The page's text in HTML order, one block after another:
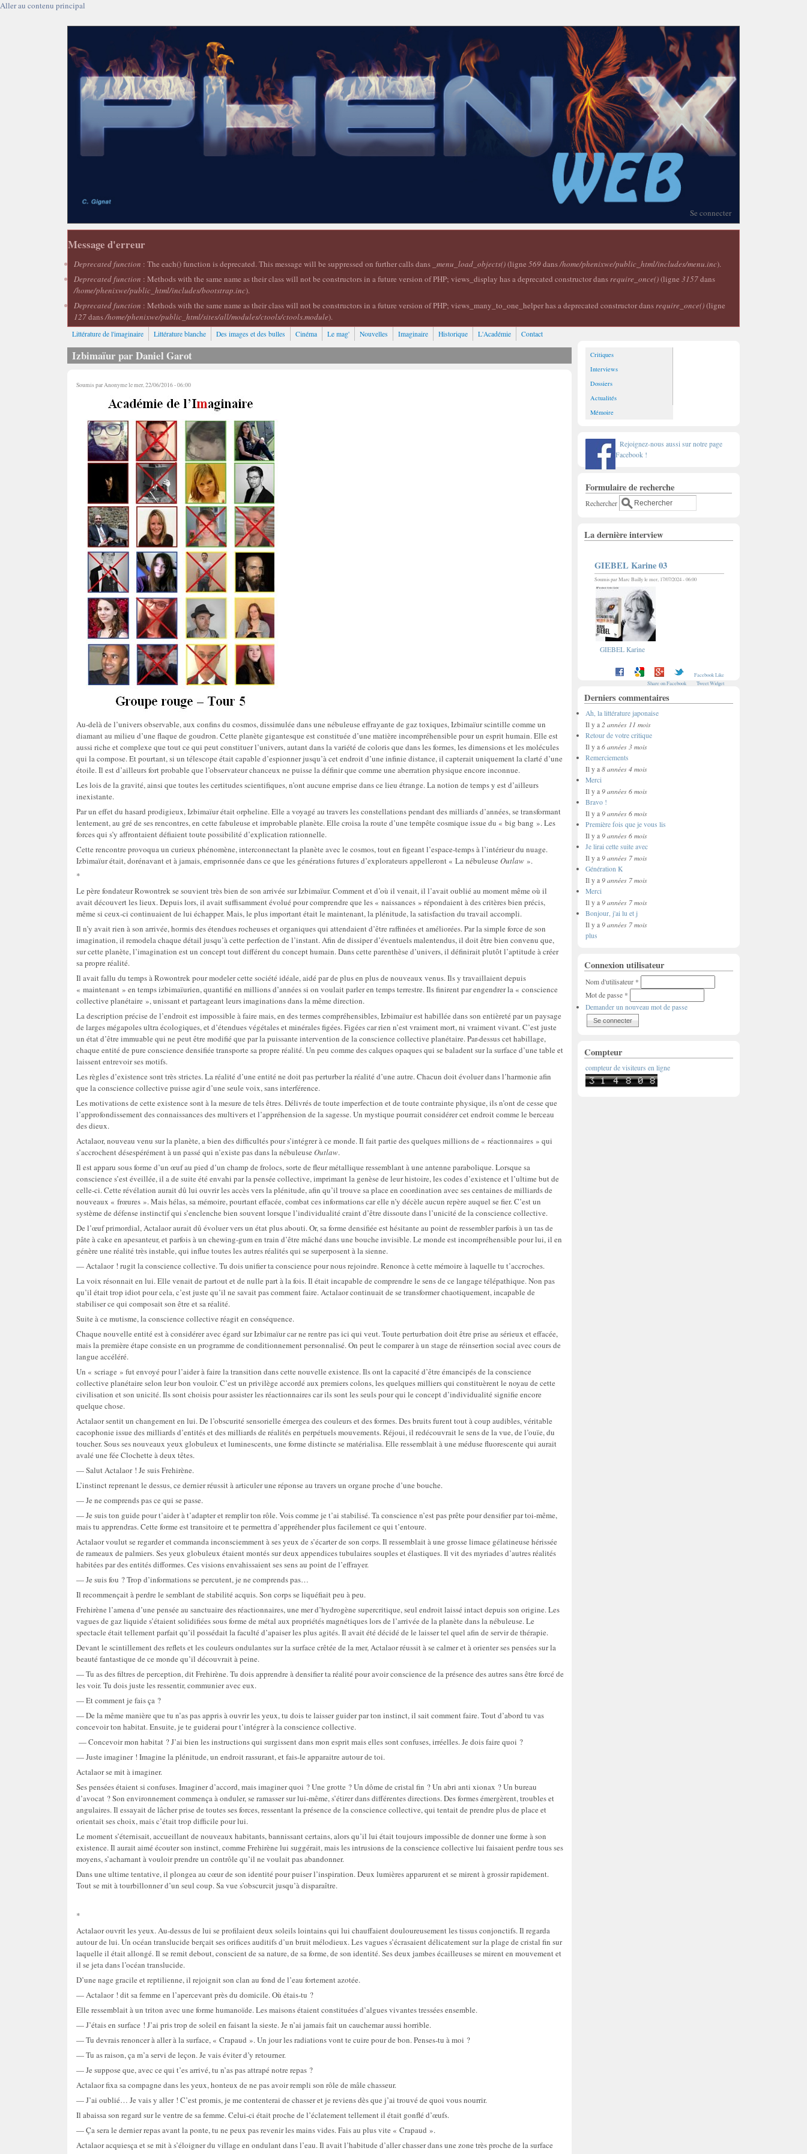
Aller au contenu principal
Se connecter
Message d'erreur
Deprecated function : The each() function is deprecated. This message will be suppressed on further calls dans _menu_load_objects()(ligne 569dans/home/phenixwe/public_html/includes/menu.inc).
Deprecated function : Methods with the same name as their class will not be constructors in a future version of PHP; views_display has a deprecated constructor dans require_once()(ligne 3157dans
/home/phenixwe/public_html/includes/bootstrap.inc).
Deprecated function : Methods with the same name as their class will not be constructors in a future version of PHP; views_many_to_one_helper has a deprecated constructor dans require_once()(ligne
127dans/home/phenixwe/public_html/sites/all/modules/ctools/ctools.module).
Littérature de l'imaginaire Littérature blanche Des images et des bulles Cinéma Le mag' Nouvelles Imaginaire Historique L'Académie Contact
Izbimaïur par Daniel Garot
Soumis parAnonymele mer, 22/06/2016 - 06:00
Au-delà de l’univers observable, aux confins du cosmos, dissimulée dans une nébuleuse effrayante de gaz toxiques, Izbimaïur scintille comme un
diamant au milieu d’une flaque de goudron. Cette planète gigantesque est constituée d’une matière incompréhensible pour un esprit humain. Elle est
aussi riche et complexe que tout ce qui peut constituer l’univers, autant dans la variété de coloris que dans les formes, les dimensions et les molécules
qui la compose. Et pourtant, si un télescope était capable d’espionner jusqu’à cet endroit d’une infinie distance, il capterait uniquement la clarté d’une
étoile. Il est d’ailleurs fort probable que l’observateur chanceux ne puisse la définir que comme une aberration physique encore inconnue.
Les lois de la gravité, ainsi que toutes les certitudes scientifiques, n’ont aucune emprise dans ce lieu étrange. La notion de temps y est d’ailleurs
inexistante.
Par un effet du hasard prodigieux, Izbimaïur était orpheline. Elle a voyagé au travers les constellations pendant des milliards d’années, se transformant
lentement, au gré de ses rencontres, en cette fabuleuse et improbable planète. Elle croisa la route d’une tempête cosmique issue du « big bang ». Les
forces qui s’y affrontaient défiaient toute possibilité d’explication rationnelle.
Cette rencontre provoqua un curieux phénomène, interconnectant la planète avec le cosmos, tout en figeant l’espace-temps à l’intérieur du nuage.
Izbimaïur était, dorénavant et à jamais, emprisonnée dans ce que les générations futures d’explorateurs appelleront « La nébuleuse Outlaw ».
*
Le père fondateur Rowontrek se souvient très bien de son arrivée sur Izbimaïur. Comment et d’où il venait, il l’avait oublié au moment même où il
avait découvert les lieux. Depuis lors, il avait suffisamment évolué pour comprendre que les « naissances » répondaient à des critères bien précis,
même si ceux-ci continuaient de lui échapper. Mais, le plus important était le maintenant, la plénitude, la satisfaction du travail accompli.
Il n’y avait rien à son arrivée, hormis des étendues rocheuses et organiques qui attendaient d’être raffinées et améliorées. Par la simple force de son
imagination, il remodela chaque détail jusqu’à cette perfection de l’instant. Afin de dissiper d’éventuels malentendus, il doit être bien convenu que,
sur cette planète, l’imagination est un concept tout différent du concept humain. Dans cette parenthèse d’univers, il définirait plutôt l’aptitude à créer
sa propre réalité.
Il avait fallu du temps à Rowontrek pour modeler cette société idéale, aidé par de plus en plus de nouveaux venus. Ils y travaillaient depuis
« maintenant » en temps izbimaïurien, quantifié en millions d’années si on voulait parler en temps terrestre. Ils finirent par engendrer la « conscience
collective planétaire », unissant et partageant leurs imaginations dans la même direction.
La description précise de l’endroit est impossible à faire mais, en des termes compréhensibles, Izbimaïur est habillée dans son entièreté par un paysage
de larges mégapoles ultra écologiques, et d’étendues végétales et minérales figées. Figées car rien n’est vraiment mort, ni vraiment vivant. C’est juste
un état d’être immuable qui ne peut être modifié que par la puissante intervention de la conscience collective planétaire. Par-dessus cet habillage,
chaque entité de pure conscience densifiée transporte sa propre réalité. Un peu comme des calques opaques qui se baladent sur la surface d’une table et
laissent entrevoir ses motifs.
Les règles d’existence sont très strictes. La réalité d’une entité ne doit pas perturber la réalité d’une autre. Chacun doit évoluer dans l’harmonie afin
que la conscience collective puisse agir d’une seule voix, sans interférence.
Les motivations de cette existence sont à la mesure de tels êtres. Délivrés de toute imperfection et de toute contrainte physique, ils n’ont de cesse que
l’approfondissement des connaissances des multivers et l’appréhension de la sagesse. Un mystique pourrait considérer cet endroit comme le berceau
des dieux.
Actalaor, nouveau venu sur la planète, a bien des difficultés pour s’intégrer à ce monde. Il fait partie des quelques millions de « réactionnaires » qui
s’accrochent désespérément à un passé qui n’existe pas dans la nébuleuse Outlaw.
Il est apparu sous forme d’un œuf au pied d’un champ de frolocs, sorte de fleur métallique ressemblant à une antenne parabolique. Lorsque sa
conscience s’est éveillée, il a de suite été envahi par la pensée collective, imprimant la genèse de leur histoire, les codes d’existence et l’ultime but de
celle-ci. Cette révélation aurait dû lui ouvrir les accès vers la plénitude, afin qu’il trouve sa place en coordination avec ses centaines de milliards de
nouveaux « frœures ». Mais hélas, sa mémoire, pourtant effacée, combat ces informations car elle n’y décèle aucun repère auquel se fier. C’est un
système de défense instinctif qui s’enclenche bien souvent lorsque l’individualité craint d’être dissoute dans l’unicité de la conscience collective.
De l’œuf primordial, Actalaor aurait dû évoluer vers un état plus abouti. Or, sa forme densifiée est hésitante au point de ressembler parfois à un tas de
pâte à cake en apesanteur, et parfois à un chewing-gum en train d’être mâché dans une bouche invisible. Le monde est incompréhensible pour lui, il en
génère une réalité très instable, qui influe toutes les autres réalités qui se superposent à la sienne.
— Actalaor ! rugit la conscience collective. Tu dois unifier ta conscience pour nous rejoindre. Renonce à cette mémoire à laquelle tu t’accroches.
La voix résonnait en lui. Elle venait de partout et de nulle part à la fois. Il était incapable de comprendre le sens de ce langage télépathique. Non pas
qu’il était trop idiot pour cela, c’est juste qu’il ne savait pas comment faire. Actalaor continuait de se transformer chaotiquement, incapable de
stabiliser ce qui composait son être et sa réalité.
Suite à ce mutisme, la conscience collective réagit en conséquence.
Chaque nouvelle entité est à considérer avec égard sur Izbimaïur car ne rentre pas ici qui veut. Toute perturbation doit être prise au sérieux et effacée,
mais la première étape consiste en un programme de conditionnement personnalisé. On peut le comparer à un stage de réinsertion social avec cours de
langue accéléré.
Un « scriage » fut envoyé pour l’aider à faire la transition dans cette nouvelle existence. Ils ont la capacité d’être émancipés de la conscience
collective planétaire selon leur bon vouloir. C’est un privilège accordé aux premiers colons, les quelques milliers qui constituèrent le noyau de cette
civilisation et son unicité. Ils sont choisis pour assister les réactionnaires car ils sont les seuls pour qui le concept d’individualité signifie encore
quelque chose.
Actalaor sentit un changement en lui. De l’obscurité sensorielle émergea des couleurs et des formes. Des bruits furent tout à coup audibles, véritable
cacophonie issue des milliards d’entités et des milliards de réalités en perpétuels mouvements. Réjoui, il redécouvrait le sens de la vue, de l’ouïe, du
toucher. Sous ses nouveaux yeux globuleux et luminescents, une forme distincte se matérialisa. Elle ressemblait à une méduse fluorescente qui aurait
avalé une fée Clochette à deux têtes.
— Salut Actalaor ! Je suis Frehirène.
L’instinct reprenant le dessus, ce dernier réussit à articuler une réponse au travers un organe proche d’une bouche.
— Je ne comprends pas ce qui se passe.
— Je suis ton guide pour t’aider à t’adapter et remplir ton rôle. Vois comme je t’ai stabilisé. Ta conscience n’est pas prête pour densifier par toi-même,
mais tu apprendras. Cette forme est transitoire et te permettra d’appréhender plus facilement ce qui t’entoure.
Actalaor voulut se regarder et commanda inconsciemment à ses yeux de s’écarter de son corps. Il ressemblait à une grosse limace gélatineuse hérissée
de rameaux de palmiers. Ses yeux globuleux étaient montés sur deux appendices tubulaires souples et élastiques. Il vit des myriades d’autres réalités
habitées par des entités difformes. Ces visions envahissaient ses sens au point de l’effrayer.
— Je suis fou ? Trop d’informations se percutent, je ne comprends pas…
Il recommençait à perdre le semblant de stabilité acquis. Son corps se liquéfiait peu à peu.
Frehirène l’amena d’une pensée au sanctuaire des réactionnaires, une mer d’hydrogène supercritique, seul endroit laissé intact depuis son origine. Les
vagues de gaz liquide s’étaient solidifiées sous forme de métal aux propriétés magnétiques lors de l’arrivée de la planète dans la nébuleuse. Le
spectacle était tellement parfait qu’il possédait la faculté d’apaiser les plus agités. Il avait été décidé de le laisser tel quel afin de servir de thérapie.
Devant le scintillement des reflets et les couleurs ondulantes sur la surface crêtée de la mer, Actalaor réussit à se calmer et à orienter ses pensées sur la
beauté fantastique de ce monde qu’il découvrait à peine.
— Tu as des filtres de perception, dit Frehirène. Tu dois apprendre à densifier ta réalité pour avoir conscience de la présence des autres sans être forcé de
les voir. Tu dois juste les ressentir, communier avec eux.
— Et comment je fais ça ?
— De la même manière que tu n’as pas appris à ouvrir les yeux, tu dois te laisser guider par ton instinct, il sait comment faire. Tout d’abord tu vas
concevoir ton habitat. Ensuite, je te guiderai pour t’intégrer à la conscience collective.
— Concevoir mon habitat ? J’ai bien les instructions qui surgissent dans mon esprit mais elles sont confuses, irréelles. Je dois faire quoi ?
— Juste imaginer ! Imagine la plénitude, un endroit rassurant, et fais-le apparaitre autour de toi.
Actalaor se mit à imaginer.
Ses pensées étaient si confuses. Imaginer d’accord, mais imaginer quoi ? Une grotte ? Un dôme de cristal fin ? Un abri anti xionax ? Un bureau
d’avocat ? Son environnement commença à onduler, se ramasser sur lui-même, s’étirer dans différentes directions. Des formes émergèrent, troubles et
angulaires. Il essayait de lâcher prise de toutes ses forces, ressentant la présence de la conscience collective, qui tentait de prendre plus de place et
orientait ses choix, mais c’était trop difficile pour lui.
Le moment s’éternisait, accueillant de nouveaux habitants, bannissant certains, alors qu’il lui était toujours impossible de donner une forme à son
existence. Il aurait aimé écouter son instinct, comme Frehirène lui suggérait, mais les intrusions de la conscience collective lui faisaient perdre tous ses
moyens, s’acharnant à vouloir prendre un contrôle qu’il ne voulait pas abandonner.
Dans une ultime tentative, il plongea au cœur de son identité pour puiser l’inspiration. Deux lumières apparurent et se mirent à grossir rapidement.
Tout se mit à tourbillonner d’un seul coup. Sa vue s’obscurcit jusqu’à disparaître.
*
Actalaor ouvrit les yeux. Au-dessus de lui se profilaient deux soleils lointains qui lui chauffaient douloureusement les tissus conjonctifs. Il regarda
autour de lui. Un océan translucide berçait ses orifices auditifs d’un bruit mélodieux. Les vagues s’écrasaient délicatement sur la plage de cristal fin sur
laquelle il était allongé. Il se remit debout, conscient de sa nature, de sa forme, de son identité. Ses deux jambes écailleuses se mirent en mouvement et
il se jeta dans l’océan translucide.
D’une nage gracile et reptilienne, il rejoignit son clan au fond de l’eau fortement azotée.
— Actalaor ! dit sa femme en l’apercevant près du domicile. Où étais-tu ?
Elle ressemblait à un triton avec une forme humanoïde. Les maisons étaient constituées d’algues vivantes tressées ensemble.
— J’étais en surface ! J’ai pris trop de soleil en faisant la sieste. Je n’ai jamais fait un cauchemar aussi horrible.
— Tu devrais renoncer à aller à la surface, « Crapaud ». Un jour les radiations vont te cuire pour de bon. Penses-tu à moi ?
— Tu as raison, ça m’a servi de leçon. Je vais éviter d’y retourner.
— Je suppose que, avec ce qui t’es arrivé, tu n’as pas attrapé notre repas ?
Actalaor fixa sa compagne dans les yeux, honteux de ne pas avoir rempli son rôle de mâle chasseur.
— J’ai oublié… Je vais y aller ! C’est promis, je me contenterai de chasser et je reviens dès que j’ai trouvé de quoi vous nourrir.
Il abaissa son regard sur le ventre de sa femme. Celui-ci était proche de l’éclatement tellement il était gonflé d’œufs.
— Ça sera le dernier repas avant la ponte, tu ne peux pas revenir les mains vides. Fais au plus vite « Crapaud ».
Actalaor acquiesça et se mit à s’éloigner du village en ondulant dans l’eau. Il avait l’habitude d’aller chasser dans une zone très proche de la surface
Critiques
Interviews
Dossiers
Actualités
Mémoire
Rejoignez-nous aussi sur notre page
Facebook !
Formulaire de recherche
Rechercher
La dernière interview
GIEBEL Karine 03
Soumis parMarc Baillyle mer, 17/07/2024 - 06:00
GIEBEL Karine
Facebook Like
Share on Facebook
Tweet Widget
Derniers commentaires
Ah, la littérature japonaise
Il y a 2 années 11 mois
Retour de votre critique
Il y a 6 années 3 mois
Remerciements
Il y a 8 années 4 mois
Merci
Il y a 9 années 6 mois
Bravo !
Il y a 9 années 6 mois
Première fois que je vous lis
Il y a 9 années 6 mois
Je lirai cette suite avec
Il y a 9 années 7 mois
Génération K
Il y a 9 années 7 mois
Merci
Il y a 9 années 7 mois
Bonjour, j'ai lu et j
Il y a 9 années 7 mois
plus
Connexion utilisateur
Nom d'utilisateur *
Mot de passe *
Demander un nouveau mot de passe
Compteur
compteur de visiteurs en ligne